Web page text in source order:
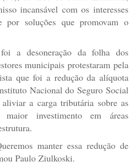
incansável com os interesses
por soluções que promovam o
a desoneração da folha dos
municipais protestaram pela
que foi a redução da alíquota
Nacional do Seguro Social
a carga tributária sobre as
maior investimento em áreas
manter essa redução de
Paulo Ziulkoski.